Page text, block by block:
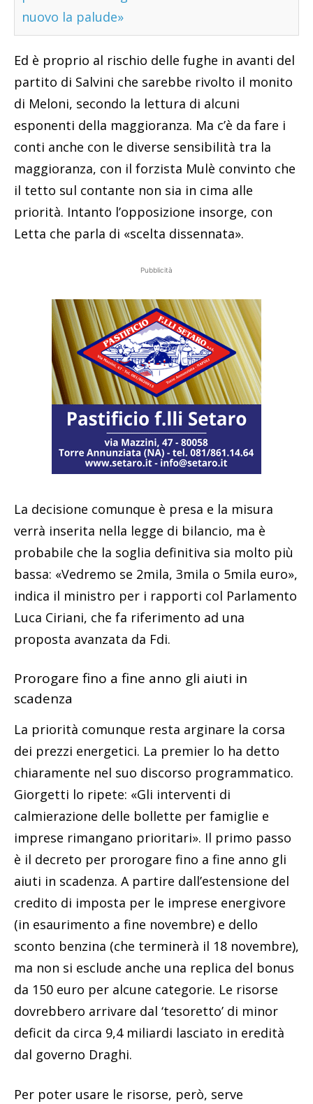
nuovo la palude»
Ed è proprio al rischio delle fughe in avanti del
partito di Salvini che sarebbe rivolto il monito
di Meloni, secondo la lettura di alcuni
esponenti della maggioranza. Ma c’è da fare i
conti anche con le diverse sensibilità tra la
maggioranza, con il forzista Mulè convinto che
il tetto sul contante non sia in cima alle
priorità. Intanto l’opposizione insorge, con
Letta che parla di «scelta dissennata».
Pubblicità
La decisione comunque è presa e la misura
verrà inserita nella legge di bilancio, ma è
probabile che la soglia definitiva sia molto più
bassa: «Vedremo se 2mila, 3mila o 5mila euro»,
indica il ministro per i rapporti col Parlamento
Luca Ciriani, che fa riferimento ad una
proposta avanzata da Fdi.
Prorogare fino a fine anno gli aiuti in
scadenza
La priorità comunque resta arginare la corsa
dei prezzi energetici. La premier lo ha detto
chiaramente nel suo discorso programmatico.
Giorgetti lo ripete: «Gli interventi di
calmierazione delle bollette per famiglie e
imprese rimangano prioritari». Il primo passo
è il decreto per prorogare fino a fine anno gli
aiuti in scadenza. A partire dall’estensione del
credito di imposta per le imprese energivore
(in esaurimento a fine novembre) e dello
sconto benzina (che terminerà il 18 novembre),
ma non si esclude anche una replica del bonus
da 150 euro per alcune categorie. Le risorse
dovrebbero arrivare dal ‘tesoretto’ di minor
deficit da circa 9,4 miliardi lasciato in eredità
dal governo Draghi.
Per poter usare le risorse, però, serve